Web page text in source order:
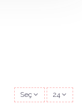
Seç 24